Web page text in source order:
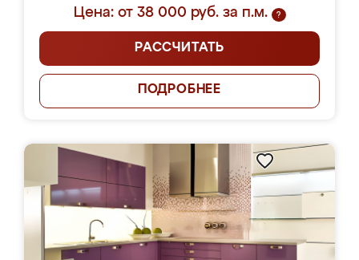
Цена: от 38 000 руб. за п.м.
?
РАССЧИТАТЬ
ПОДРОБНЕЕ